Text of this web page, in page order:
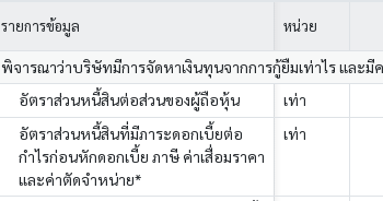
รายการข้อมูล หน่วย
พิจารณาว่าบริษัทมีการจัดหาเงินทุนจากการกู้ยืมเท่าไร และมี
อัตราส่วนหนี้สินต่อส่วนของผู้ถือหุ้น
เท่า
อัตราส่วนหนี้สินที่มีภาระดอกเบี้ยต่อ
กำไรก่อนหักดอกเบี้ย ภาษี ค่าเสื่อมราคา
และค่าตัดจำหน่าย*
เท่า